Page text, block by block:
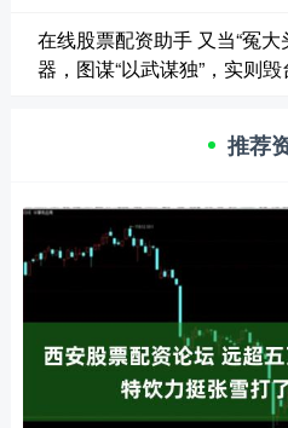
在线股票配资助手 又当“冤
器，图谋“以武谋独”，实则毁
推荐